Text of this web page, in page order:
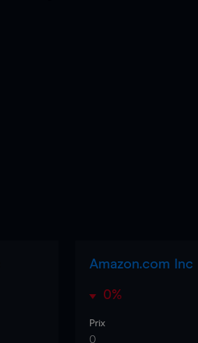
Amazon.com Inc
0%
Prix
0